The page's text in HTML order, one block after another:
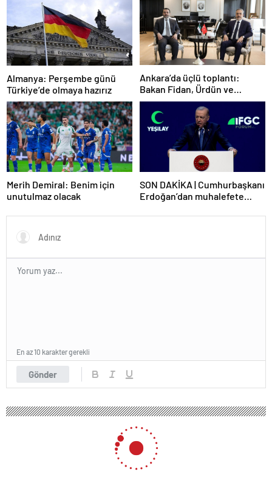
Almanya: Perşembe günü
Türkiye’de olmaya hazırız
Ankara’da üçlü toplantı:
Bakan Fidan, Ürdün ve
Suriyeli mevkidaşlarıyla
görüştü
Merih Demiral: Benim için
unutulmaz olacak
SON DAKİKA | Cumhurbaşkanı
Erdoğan’dan muhalefete
dert ettikleri kadar suyun
Gönder
En az 10 karakter gerekli